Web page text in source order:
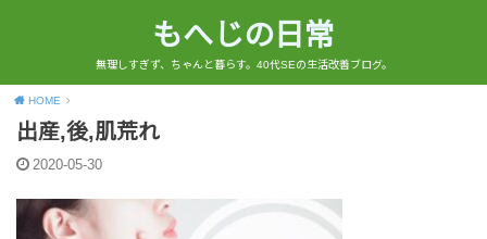
もへじの日常
無理しすぎず、ちゃんと暮らす。40代SEの生活改善ブログ。
HOME
出産,後,肌荒れ
2020-05-30